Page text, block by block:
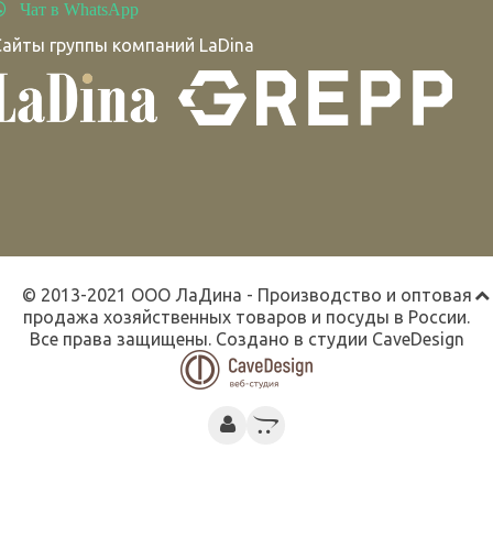
Чат в WhatsApp
группы компаний LaDina
© 2013-2021 ООО ЛаДина - Производство и оптовая
продажа хозяйственных товаров и посуды в России.
Все права защищены. Создано в студии CaveDesign